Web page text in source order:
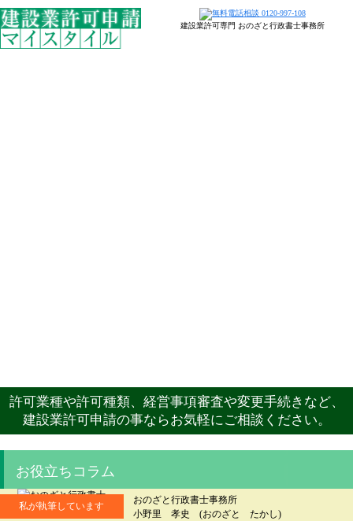
建設業許可専門 おのざと行政書士事務所
許可業種や許可種類、経営事項審査や変更手続きなど、
建設業許可申請の事ならお気軽にご相談ください。
お役立ちコラム
私が執筆しています
おのざと行政書士事務所
小野里 孝史 (おのざと たかし)